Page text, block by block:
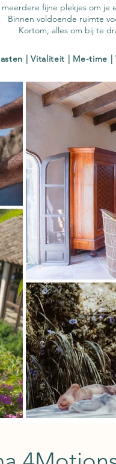
fijne plekjes om
Binnen voldoende ruimte
Kortom, alles om bij te
| Vitaliteit | Me-time |